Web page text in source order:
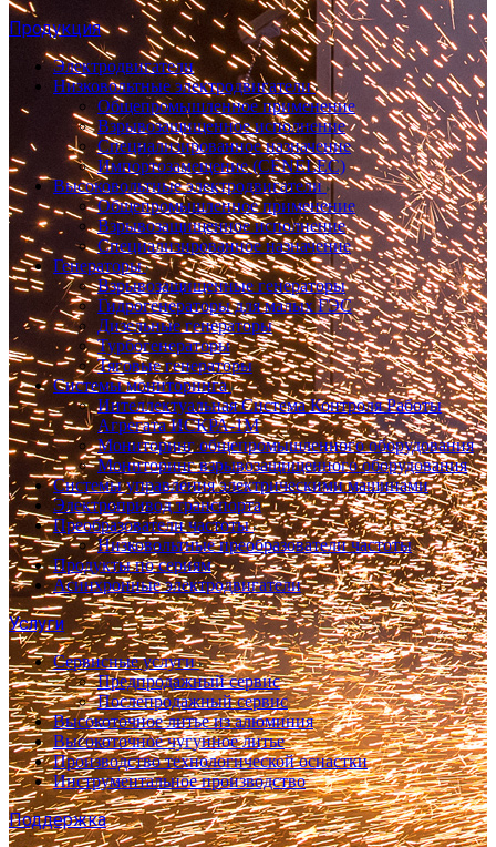
Продукция
Электродвигатели
Низковольтные электродвигатели
Общепромышленное применение
Взрывозащищенное исполнение
Специализированное назначение
Импортозамещение (CENELEC)
Высоковольтные электродвигатели
Общепромышленное применение
Взрывозащищенное исполнение
Специализированное назначение
Генераторы
Взрывозащищенные генераторы
Гидрогенераторы для малых ГЭС
Дизельные генераторы
Турбогенераторы
Тяговые генераторы
Системы мониторинга
Интеллектуальная Система Контроля Работы
Агрегата ИСКРА-1М
Мониторинг общепромышленного оборудования
Мониторинг взрывозащищенного оборудования
Системы управления электрическими машинами
Электропривод транспорта
Преобразователи частоты
Низковольтные преобразователи частоты
Продукты по сериям
Асинхронные электродвигатели
Услуги
Сервисные услуги
Предпродажный сервис
Послепродажный сервис
Высокоточное литье из алюминия
Высокоточное чугунное литье
Производство технологической оснастки
Инструментальное производство
Поддержка